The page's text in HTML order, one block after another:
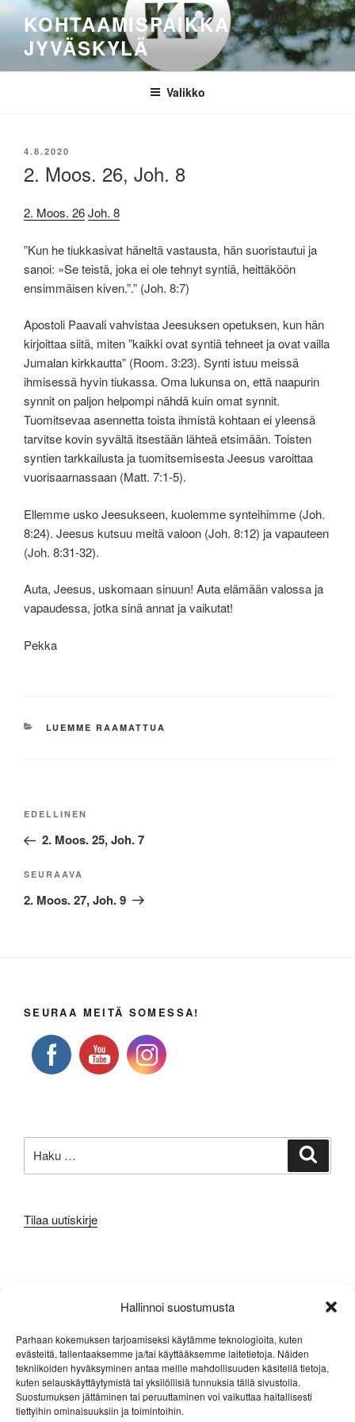
Hallinnoi suostumusta
Parhaan kokemuksen tarjoamiseksi käytämme teknologioita, kuten
evästeitä, tallentaaksemme ja/tai käyttääksemme laitetietoja. Näiden
tekniikoiden hyväksyminen antaa meille mahdollisuuden käsitellä tietoja,
kuten selauskäyttäytymistä tai yksilöllisiä tunnuksia tällä sivustolla.
Suostumuksen jättäminen tai peruuttaminen voi vaikuttaa haitallisesti
tiettyihin ominaisuuksiin ja toimintoihin.
sisältöönKOHTAAMISPAIKKA
JYVÄSKYLÄ
Valikko
JULKAISTU
4.8.2020
2. Moos. 26, Joh. 8
2. Moos. 26Joh. 8
”Kun he tiukkasivat häneltä vastausta, hän suoristautui ja
sanoi: »Se teistä, joka ei ole tehnyt syntiä, heittäköön
ensimmäisen kiven.”.” (Joh. 8:7)
Apostoli Paavali vahvistaa Jeesuksen opetuksen, kun hän
kirjoittaa siitä, miten ”kaikki ovat syntiä tehneet ja ovat vailla
Jumalan kirkkautta” (Room. 3:23). Synti istuu meissä
ihmisessä hyvin tiukassa. Oma lukunsa on, että naapurin
synnit on paljon helpompi nähdä kuin omat synnit.
Tuomitsevaa asennetta toista ihmistä kohtaan ei yleensä
tarvitse kovin syvältä itsestään lähteä etsimään. Toisten
syntien tarkkailusta ja tuomitsemisesta Jeesus varoittaa
vuorisaarnassaan (Matt. 7:1-5).
Ellemme usko Jeesukseen, kuolemme synteihimme (Joh.
8:24). Jeesus kutsuu meitä valoon (Joh. 8:12) ja vapauteen
(Joh. 8:31-32).
Auta, Jeesus, uskomaan sinuun! Auta elämään valossa ja
vapaudessa, jotka sinä annat ja vaikutat!
Pekka
KATEGORIAT
LUEMME RAAMATTUA
Artikkelien
Edellinen
artikkeli
EDELLINEN
2. Moos. 25, Joh. 7
Seuraava
artikkeli
SEURAAVA
2. Moos. 27, Joh. 9
SEURAA MEITÄ SOMESSA!
Tilaa uutiskirje
Sisältösyöte
Kommenttisyöte